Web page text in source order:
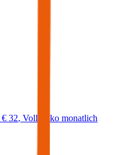
€ 32, Vollkasko monatlich